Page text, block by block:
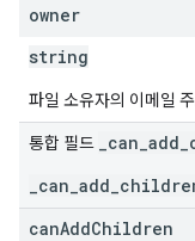
owner
string
파일 소유자의 이메일
통합 필드
canAddChildren